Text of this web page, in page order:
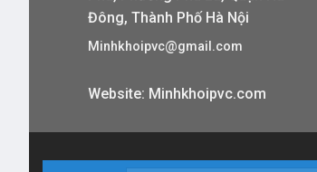
Đông, Thành Phố Hà Nội
Minhkhoipvc@gmail.com
Website: Minhkhoipvc.com